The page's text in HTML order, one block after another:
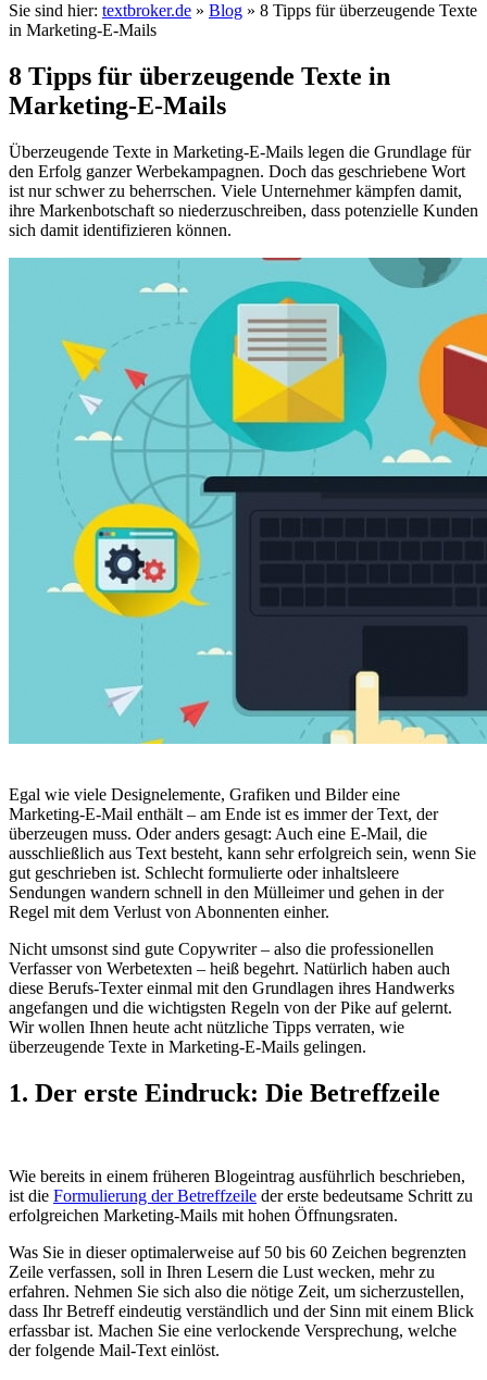
Sie sind hier: textbroker.de » Blog » 8 Tipps für überzeugende Texte
in Marketing-E-Mails
8 Tipps für überzeugende Texte in
Marketing-E-Mails
Überzeugende Texte in Marketing-E-Mails legen die Grundlage für
den Erfolg ganzer Werbekampagnen. Doch das geschriebene Wort
ist nur schwer zu beherrschen. Viele Unternehmer kämpfen damit,
ihre Markenbotschaft so niederzuschreiben, dass potenzielle Kunden
sich damit identifizieren können.
Egal wie viele Designelemente, Grafiken und Bilder eine
Marketing-E-Mail enthält – am Ende ist es immer der Text, der
überzeugen muss. Oder anders gesagt: Auch eine E-Mail, die
ausschließlich aus Text besteht, kann sehr erfolgreich sein, wenn Sie
gut geschrieben ist. Schlecht formulierte oder inhaltsleere
Sendungen wandern schnell in den Mülleimer und gehen in der
Regel mit dem Verlust von Abonnenten einher.
Nicht umsonst sind gute Copywriter – also die professionellen
Verfasser von Werbetexten – heiß begehrt. Natürlich haben auch
diese Berufs-Texter einmal mit den Grundlagen ihres Handwerks
angefangen und die wichtigsten Regeln von der Pike auf gelernt.
Wir wollen Ihnen heute acht nützliche Tipps verraten, wie
überzeugende Texte in Marketing-E-Mails gelingen.
1. Der erste Eindruck: Die Betreffzeile
Wie bereits in einem früheren Blogeintrag ausführlich beschrieben,
ist die Formulierung der Betreffzeile der erste bedeutsame Schritt zu
erfolgreichen Marketing-Mails mit hohen Öffnungsraten.
Was Sie in dieser optimalerweise auf 50 bis 60 Zeichen begrenzten
Zeile verfassen, soll in Ihren Lesern die Lust wecken, mehr zu
erfahren. Nehmen Sie sich also die nötige Zeit, um sicherzustellen,
dass Ihr Betreff eindeutig verständlich und der Sinn mit einem Blick
erfassbar ist. Machen Sie eine verlockende Versprechung, welche
der folgende Mail-Text einlöst.